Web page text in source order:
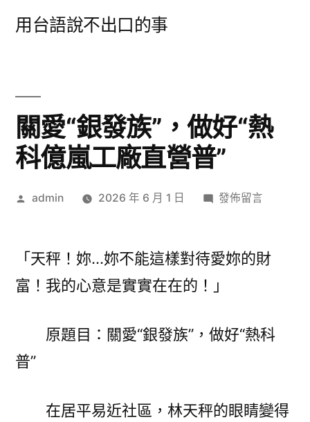
用台語說不出口的事
關愛“銀發族”，做好“熱
科億嵐工廠直營普”
作
admin 2026 年 6 月 1 日
在
“銀
族”，
好
嵐
發佈留言
「天秤！妳…妳不能這樣對待愛妳的財
富！我的心意是實實在在的！」
原題目：關愛“銀發族”，做好“熱科
普”
在居平易近社區，林天秤的眼睛變得